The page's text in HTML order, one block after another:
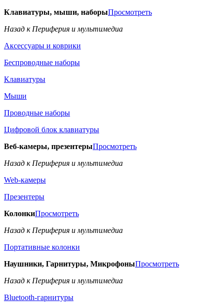
Клавиатуры, мыши, наборыПросмотреть
Назад к Периферия и мультимедиа
Аксессуары и коврики
Беспроводные наборы
Клавиатуры
Мыши
Проводные наборы
Цифровой блок клавиатуры
Веб-камеры, презентерыПросмотреть
Назад к Периферия и мультимедиа
Web-камеры
Презентеры
КолонкиПросмотреть
Назад к Периферия и мультимедиа
Портативные колонки
Наушники, Гарнитуры, МикрофоныПросмотреть
Назад к Периферия и мультимедиа
Bluetooth-гарнитуры